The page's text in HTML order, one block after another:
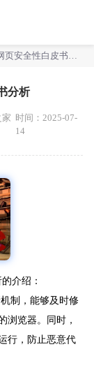
分析
家 时间：2025-07-
14
介绍：
制，能够及时修
浏览器。同时，
行，防止恶意代